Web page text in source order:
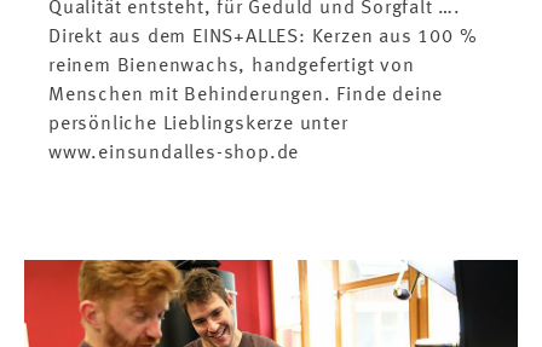
Qualität entsteht, für Geduld und Sorgfalt ….
Direkt aus dem EINS+ALLES: Kerzen aus 100 %
reinem Bienenwachs, handgefertigt von
Menschen mit Behinderungen. Finde deine
persönliche Lieblingskerze unter
www.einsundalles-shop.de